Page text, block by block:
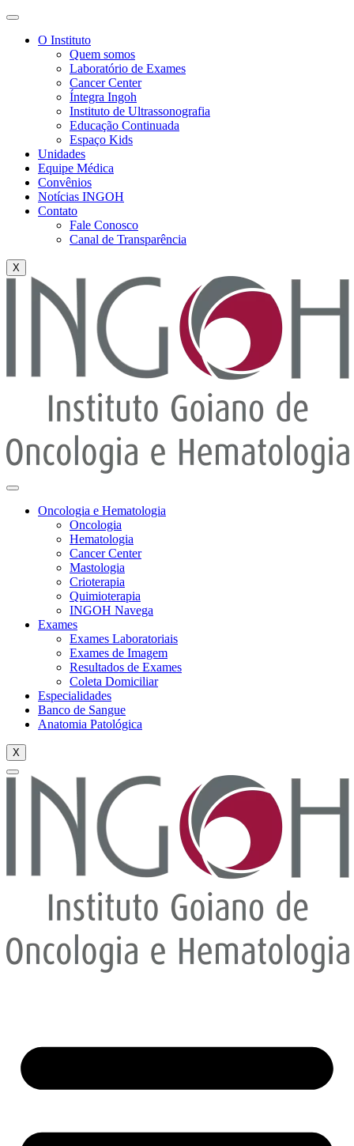
O Instituto
Quem somos
Laboratório de Exames
Cancer Center
Íntegra Ingoh
Instituto de Ultrassonografia
Educação Continuada
Espaço Kids
Unidades
Equipe Médica
Convênios
Notícias INGOH
Contato
Fale Conosco
Canal de Transparência
X
Oncologia e Hematologia
Oncologia
Hematologia
Cancer Center
Mastologia
Crioterapia
Quimioterapia
INGOH Navega
Exames
Exames Laboratoriais
Exames de Imagem
Resultados de Exames
Coleta Domiciliar
Especialidades
Banco de Sangue
Anatomia Patológica
X